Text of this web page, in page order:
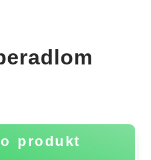
produkt